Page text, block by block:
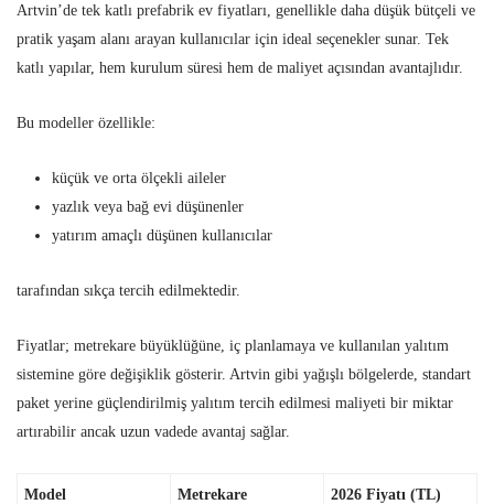
Artvin’de tek katlı prefabrik ev fiyatları, genellikle daha düşük bütçeli ve
pratik yaşam alanı arayan kullanıcılar için ideal seçenekler sunar. Tek
katlı yapılar, hem kurulum süresi hem de maliyet açısından avantajlıdır.
Bu modeller özellikle:
küçük ve orta ölçekli aileler
yazlık veya bağ evi düşünenler
yatırım amaçlı düşünen kullanıcılar
tarafından sıkça tercih edilmektedir.
Fiyatlar; metrekare büyüklüğüne, iç planlamaya ve kullanılan yalıtım
sistemine göre değişiklik gösterir. Artvin gibi yağışlı bölgelerde, standart
paket yerine güçlendirilmiş yalıtım tercih edilmesi maliyeti bir miktar
artırabilir ancak uzun vadede avantaj sağlar.
Model Metrekare 2026 Fiyatı (TL)